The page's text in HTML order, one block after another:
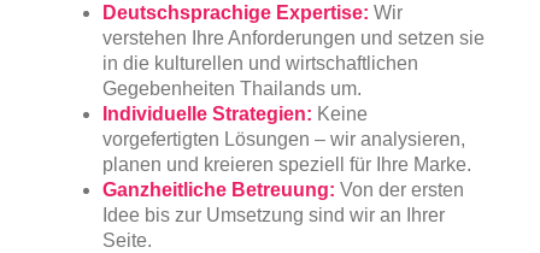
Deutschsprachige Expertise: Wir
verstehen Ihre Anforderungen und setzen sie
in die kulturellen und wirtschaftlichen
Gegebenheiten Thailands um.
Individuelle Strategien: Keine
vorgefertigten Lösungen – wir analysieren,
planen und kreieren speziell für Ihre Marke.
Ganzheitliche Betreuung: Von der ersten
Idee bis zur Umsetzung sind wir an Ihrer
Seite.